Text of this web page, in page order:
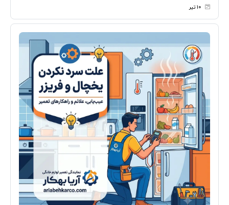
۱۰ تیر